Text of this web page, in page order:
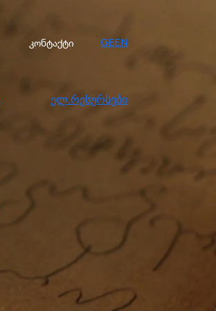
კონტაქტი GEEN
ელ.რესურსები